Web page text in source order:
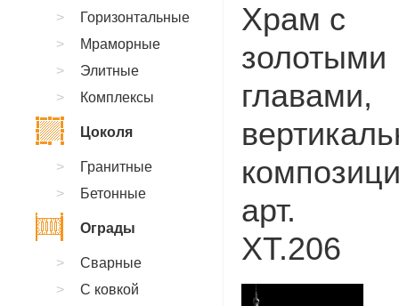
Храм с
золотыми
главами,
арт.
XT.206
Горизонтальные
Мраморные
Элитные
Комплексы
Цоколя
Гранитные
Бетонные
Ограды
Сварные
С ковкой